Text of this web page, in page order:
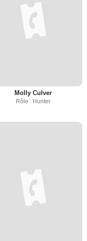
Molly Culver
Rôle : Hunter